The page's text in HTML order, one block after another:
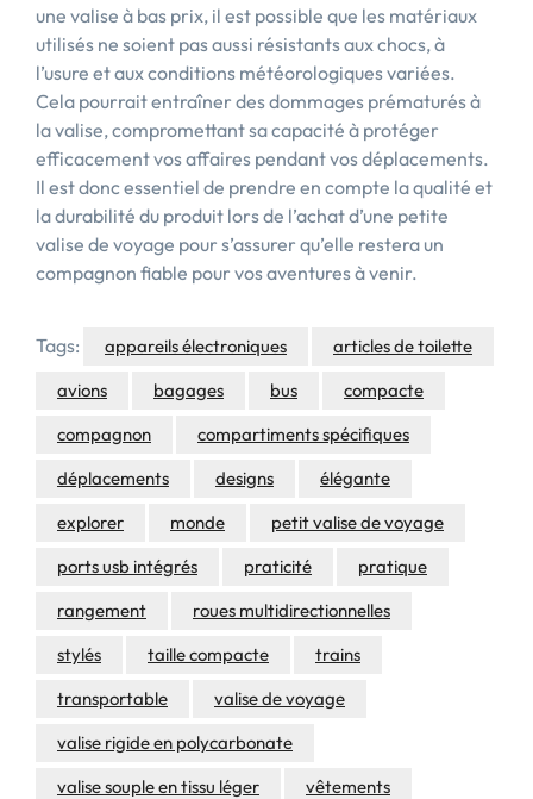
une valise à bas prix, il est possible que les matériaux
utilisés ne soient pas aussi résistants aux chocs, à
l’usure et aux conditions météorologiques variées.
Cela pourrait entraîner des dommages prématurés à
la valise, compromettant sa capacité à protéger
efficacement vos affaires pendant vos déplacements.
Il est donc essentiel de prendre en compte la qualité et
la durabilité du produit lors de l’achat d’une petite
valise de voyage pour s’assurer qu’elle restera un
compagnon fiable pour vos aventures à venir.
Tags: appareils électroniques
articles de toilette
avions
bagages bus
compacte
compagnon
compartiments spécifiques
déplacements
designs
élégante
explorer
monde
petit valise de voyage
ports usb intégrés
praticité
pratique
rangement
roues multidirectionnelles
stylés
taille compacte
trains
transportable
valise de voyage
valise rigide en polycarbonate
valise souple en tissu léger
vêtements